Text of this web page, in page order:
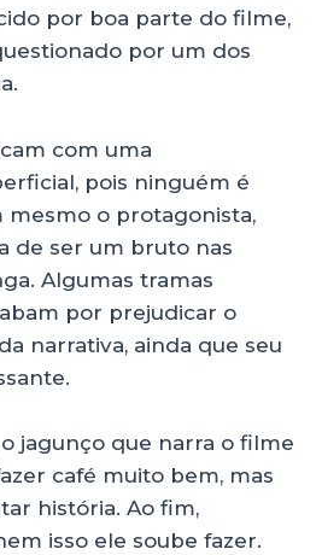
por boa parte do filme,
por um dos
com uma
pois ninguém é
mesmo o protagonista,
de ser um bruto nas
Algumas tramas
por prejudicar o
narrativa, ainda que seu
jagunço que narra o filme
café muito bem, mas
história. Ao fim,
isso ele soube fazer.